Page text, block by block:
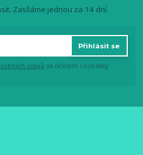
Zasíláme jednou za 14 dní.
Přihlásit se
údajů za účelem rozesílky